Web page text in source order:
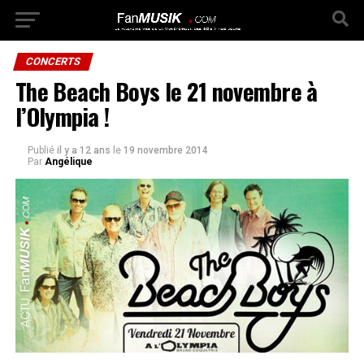
CONCERTS
The Beach Boys le 21 novembre à
l’Olympia !
Publié il y a 12 ans le 19 novembre 2014
Par Angélique